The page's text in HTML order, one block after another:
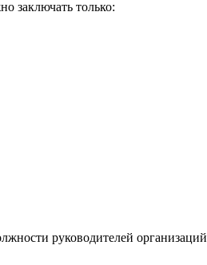
заключать только:
руководителей